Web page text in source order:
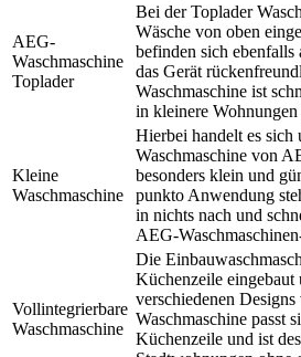
AEG-
Waschmaschine
Toplader
Bei der Toplader
Wäsche von oben
befinden sich ebenfalls
das Gerät
Waschmaschine ist
in kleinere
Kleine
Waschmaschine
Hierbei handelt es sich
Waschmaschine von
besonders klein und
punkto Anwendung
in nichts nach und
AEG-
Vollintegrierbare
Waschmaschine
Die
Küchenzeile
verschiedenen
Waschmaschine passt
Küchenzeile und ist